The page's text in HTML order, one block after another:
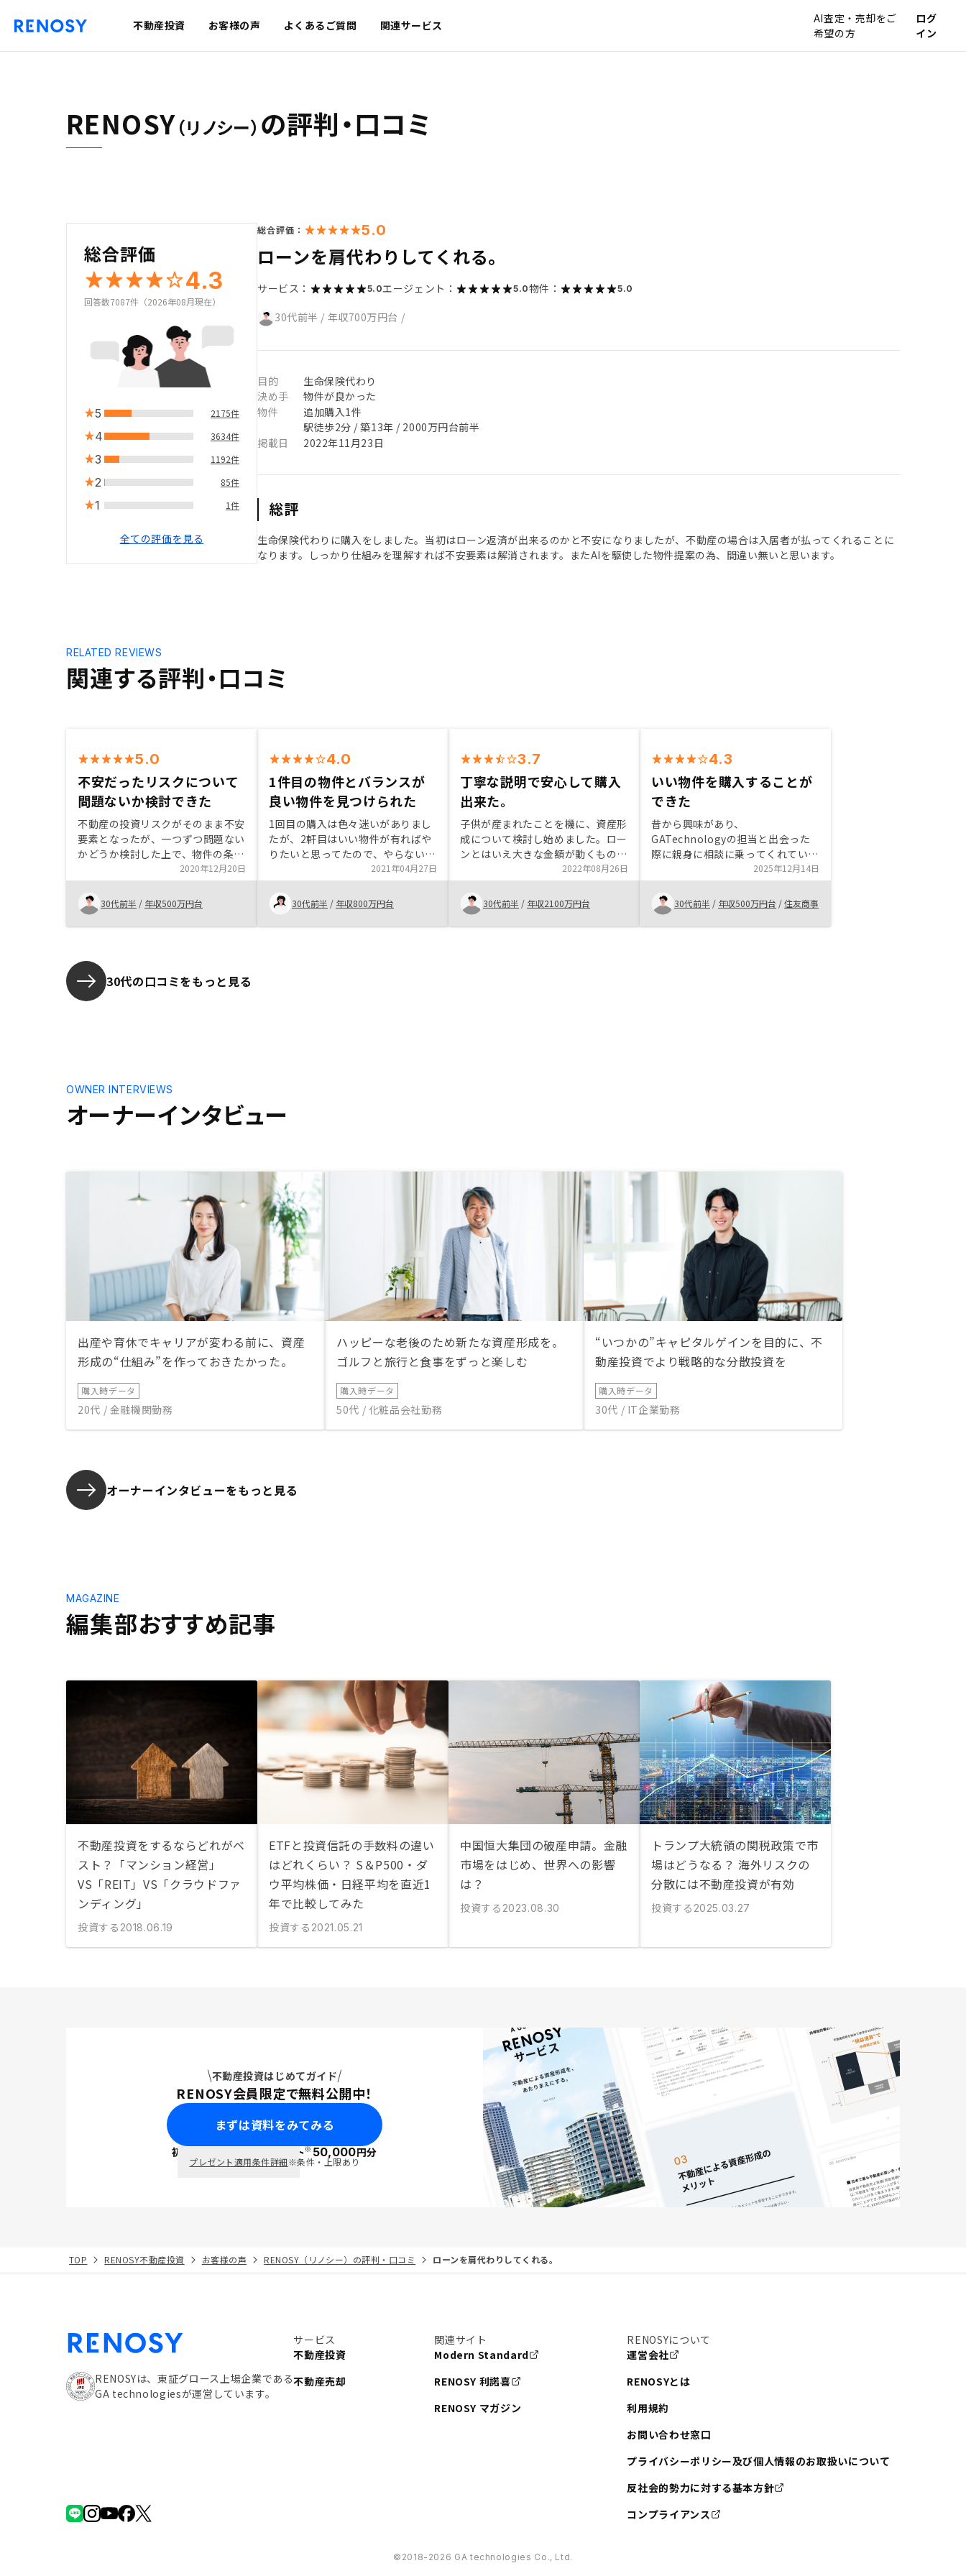
不動産投資 お客様の声 よくあるご質問 関連サービス
AI査定・売却をご
希望の方
ログ
イン
RENOSY（リノシー） の評判・口コミ
総合評価
4.3
回答数7087件（2026年08月現在）
5 2175件
4 3634件
3 1192件
2 85件
1 1件
全ての評価を見る
総合評価： 5.0
ローンを肩代わりしてくれる。
サービス： 5.0エージェント： 5.0物件： 5.0
30代前半 / 年収700万円台 /
目的
生命保険代わり
決め手
物件が良かった
物件
追加購入1件
駅徒歩2分 / 築13年 / 2000万円台前半
掲載日
2022年11月23日
総評
生命保険代わりに購入をしました。当初はローン返済が出来るのかと不安になりましたが、不動産の場合は入居者が払ってくれることに
なります。しっかり仕組みを理解すれば不安要素は解消されます。またAIを駆使した物件提案の為、間違い無いと思います。
関連する評判・口コミ
RELATED REVIEWS
5.0
不安だったリスクについて
問題ないか検討できた
不動産の投資リスクがそのまま不安
要素となったが、一つずつ問題ない
かどうか検討した上で、物件の条件
もまあまあ良かったことから購入に
踏み切った。株主優待制度で成約
時、価格割引(もしくはキャッシュ
バック、ギフト券など)があるとい
い。
2020年12月20日
30代前半 / 年収500万円台
4.0
1件目の物件とバランスが
良い物件を見つけられた
1回目の購入は色々迷いがありまし
たが、2軒目はいい物件が有ればや
りたいと思ってたので、やらない理
由がなかったです。 また1件目の物
件とのバランスも良さそうだったの
で購入を決めました。
2021年04月27日
30代前半 / 年収800万円台
3.7
丁寧な説明で安心して購入
出来た。
子供が産まれたことを機に、資産形
成について検討し始めました。ロー
ンとはいえ大きな金額が動くものな
ので不安もありましたが、年金効果
や保険効果など、複数の用途がある
ことや賃貸需要の強いエリアに絞っ
ていることなどわかりやすく説明い
ただき、決めることが出来ました。
2022年08月26日
30代前半 / 年収2100万円台
4.3
いい物件を購入することが
できた
昔から興味があり、
GATechnologyの担当と出会った
際に親身に相談に乗ってくれていい
物件を紹介してくれた、結果として
不動産投資を始めるいいきっかけに
なり、はやくから不動産投資を始め
ることができた
2025年12月14日
30代前半 / 年収500万円台 /住友商事
30代の口コミをもっと見る
オーナーインタビュー
OWNER INTERVIEWS
出産や育休でキャリアが変わる前に、資産
形成の“仕組み”を作っておきたかった。
購入時データ
20代 / 金融機関勤務
ハッピーな老後のため新たな資産形成を。
ゴルフと旅行と食事をずっと楽しむ
購入時データ
50代 / 化粧品会社勤務
“いつかの”キャピタルゲインを目的に、不
動産投資でより戦略的な分散投資を
購入時データ
30代 / IT企業勤務
オーナーインタビューをもっと見る
編集部おすすめ記事
MAGAZINE
不動産投資をするならどれがベ
スト？「マンション経営」
VS「REIT」VS「クラウドファ
ンディング」
投資する 2018.06.19
ETFと投資信託の手数料の違い
はどれくらい？ S＆P500・ダ
ウ平均株価・日経平均を直近1
年で比較してみた
投資する 2021.05.21
中国恒大集団の破産申請。金融
市場をはじめ、世界への影響
は？
投資する 2023.08.30
トランプ大統領の関税政策で市
場はどうなる？ 海外リスクの
分散には不動産投資が有効
投資する 2025.03.27
不動産投資はじめてガイド
RENOSY会員限定で無料公開中！
まずは資料をみてみる
初回面談で ポイント※50,000円分
プレゼント適用条件詳細※条件・上限あり
TOP RENOSY不動産投資 お客様の声 RENOSY（リノシー）の評判・口コミ ローンを肩代わりしてくれる。
RENOSYは、東証グロース上場企業である
GA technologiesが運営しています。
サービス
不動産投資
不動産売却
関連サイト
Modern Standard
RENOSY 利諾喜
RENOSY マガジン
RENOSYについて
運営会社
RENOSYとは
利用規約
お問い合わせ窓口
プライバシーポリシー及び個人情報のお取扱いについて
反社会的勢力に対する基本方針
コンプライアンス
©︎2018-2026 GA technologies Co., Ltd.